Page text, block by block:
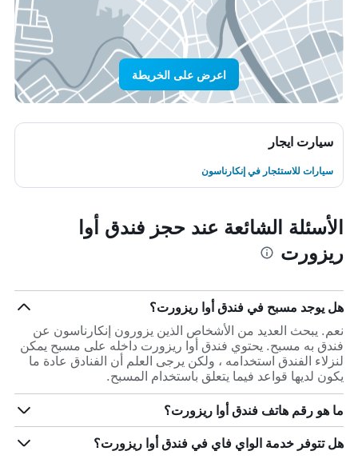
اعرض على الخريطة
سيارت ايجار
سيارات للاستئجار في إنكارناسون
الأسئلة الشائعة عند حجز فندق أوا
ريزورت
هل يوجد مسبح في فندق أوا ريزورت؟
نعم. يبحث العديد من الأشخاص الذين يزورون إنكارناسون عن
فندق به مسبح. يحتوي فندق أوا ريزورت داخله على مسبح يمكن
لنزلاء الفندق استخدامه ، ولكن يرجى العلم أن الفنادق عادة ما
يكون لديها قواعد فيما يتعلق باستخدام المسبح.
ما هو رقم هاتف فندق أوا ريزورت؟
هل تتوفر خدمة الواي فاي في فندق أوا ريزورت؟